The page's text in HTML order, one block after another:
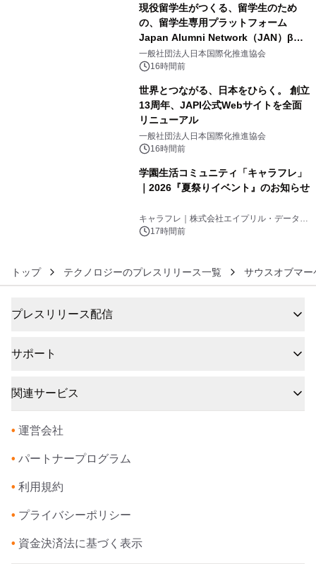
現役留学生がつくる、留学生のため
の、留学生専用プラットフォーム
Japan Alumni Network（JAN）β版
をリリース
一般社団法人日本国際化推進協会
16時間前
世界とつながる、日本をひらく。 創立
13周年、JAPI公式Webサイトを全面
リニューアル
一般社団法人日本国際化推進協会
16時間前
学園生活コミュニティ「キャラフレ」
｜2026『夏祭りイベント』のお知らせ
キャラフレ｜株式会社エイプリル・データ・
デザインズ
17時間前
トップ テクノロジーのプレスリリース一覧 サウスオブマ
プレスリリース配信
サポート
関連サービス
• 運営会社
• パートナープログラム
• 利用規約
• プライバシーポリシー
• 資金決済法に基づく表示